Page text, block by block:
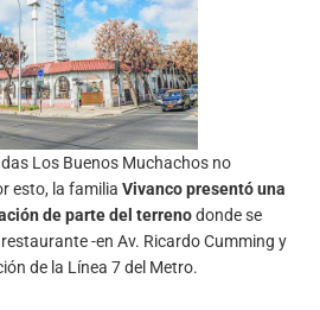
Los Buenos Muchachos no
esto, la familia Vivanco presentó una
de parte del terrenodonde se
-en Av. Ricardo Cumming y
de la Línea 7 del Metro.